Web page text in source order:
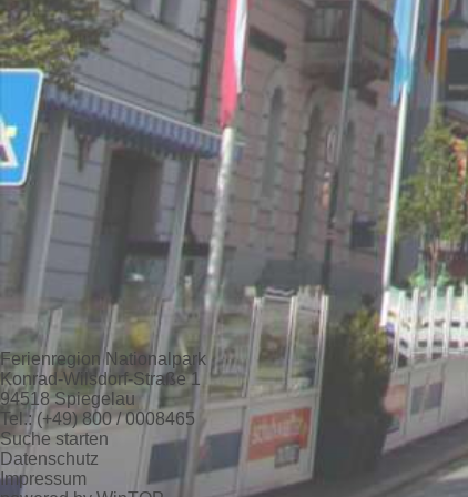
Ferienregion Nationalpark
Konrad-Wilsdorf-Straße 1
94518 Spiegelau
Tel.: (+49) 800 / 0008465
Suche starten
Datenschutz
Impressum